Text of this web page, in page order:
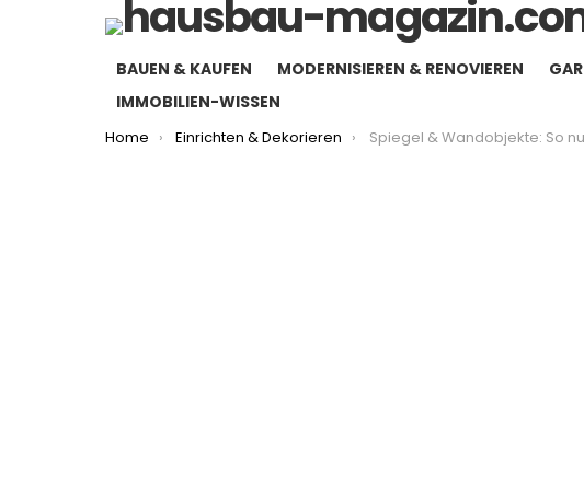
BAUEN & KAUFEN MODERNISIEREN & RENOVIEREN
IMMOBILIEN-WISSEN
You are here:
Home Einrichten & Dekorieren Spiegel & Wandobjekte: So nutzt du Dekoelemente